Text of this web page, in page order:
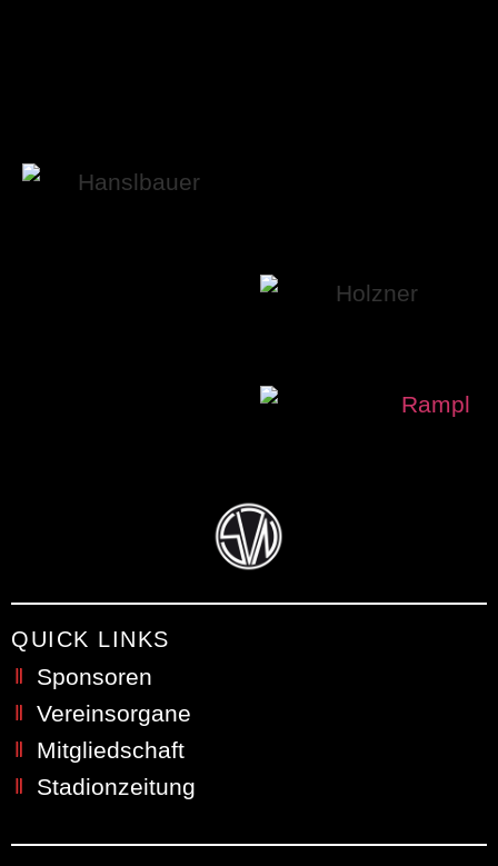
QUICK LINKS
Sponsoren
Vereinsorgane
Mitgliedschaft
Stadionzeitung